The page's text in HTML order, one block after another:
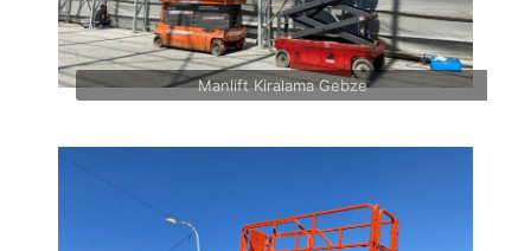
Manlift Kiralama Gebze